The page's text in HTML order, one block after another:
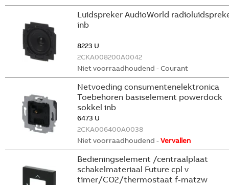
Luidspreker AudioWorld
inb
8223 U
2CKA008200A0042
Niet voorraadhoudend - Courant
Netvoeding consumentenelektronica
Toebehoren basiselement powerdock
sokkel inb
6473 U
2CKA006400A0038
Niet voorraadhoudend -Vervallen
Bedieningselement /centraalplaat
schakelmateriaal Future cpl v
timer/CO2/thermostaat f-matzw